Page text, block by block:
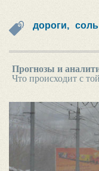
дороги, соль
Прогнозы и
Что происходит с